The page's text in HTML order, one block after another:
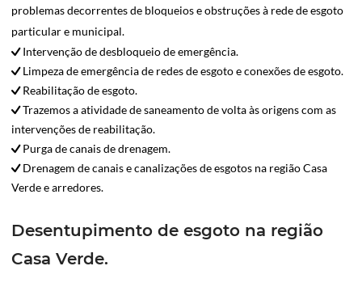
problemas decorrentes de bloqueios e obstruções à rede de esgoto
particular e municipal.
Intervenção de desbloqueio de emergência.
Limpeza de emergência de redes de esgoto e conexões de esgoto.
Reabilitação de esgoto.
Trazemos a atividade de saneamento de volta às origens com as
intervenções de reabilitação.
Purga de canais de drenagem.
Drenagem de canais e canalizações de esgotos na região Casa
Verde e arredores.
Desentupimento de esgoto na região
Casa Verde.